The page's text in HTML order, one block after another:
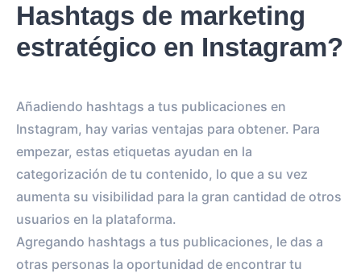
Hashtags de marketing
estratégico en Instagram?
Añadiendo hashtags a tus publicaciones en
Instagram, hay varias ventajas para obtener. Para
empezar, estas etiquetas ayudan en la
categorización de tu contenido, lo que a su vez
aumenta su visibilidad para la gran cantidad de otros
usuarios en la plataforma.
Agregando hashtags a tus publicaciones, le das a
otras personas la oportunidad de encontrar tu